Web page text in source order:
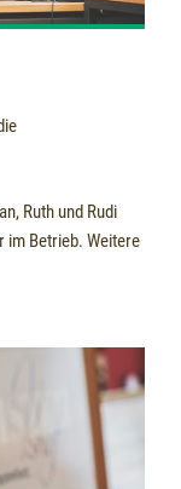
Ruth und Rudi
im Betrieb. Weitere